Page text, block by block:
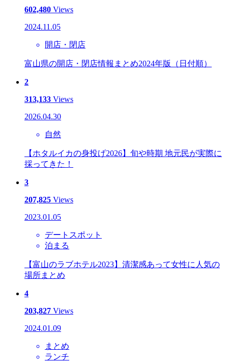
602,480 Views
2024.11.05
開店・閉店
富山県の開店・閉店情報まとめ2024年版（日付順）
2
313,133 Views
2026.04.30
自然
【ホタルイカの身投げ2026】旬や時期 地元民が実際に
採ってきた！
3
207,825 Views
2023.01.05
デートスポット
泊まる
【富山のラブホテル2023】清潔感あって女性に人気の
場所まとめ
4
203,827 Views
2024.01.09
まとめ
ランチ